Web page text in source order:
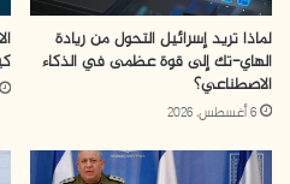
التنصل من المسئولية:
سادت حالة من التنصل من قرار
ألقتإدارة مصلحة السجون التابعة
غفير” بالمسئولية على جهاز
لماذا تريد إسرائيل التحول من ريادة
الهاي-تك إلى قوة عظمى في الذكاء
الاصطناعي؟
6 أغسطس، 2026